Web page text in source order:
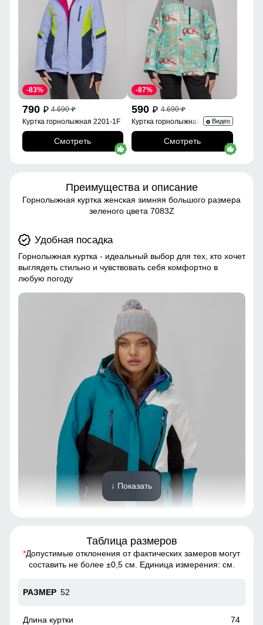
790 p 4 690p
-83%
Куртка горнолыжная 2201-1F
Смотреть
590 p 4 690p
-87%
Куртка горнолыжная 2252Br
Видео
Смотреть
Преимущества и описание
Горнолыжная куртка женская зимняя большого размера
зеленого цвета 7083Z
Удобная посадка
Горнолыжная куртка - идеальный выбор для тех, кто хочет
выглядеть стильно и чувствовать себя комфортно в
любую погоду
Горнолыжная куртка - идеальный выбор для тех, кто хочет
выглядеть стильно и чувствовать себя комфортно в
↓ Показать
Таблица размеров
*Допустимые отклонения от фактических замеров могут
составить не более ±0,5 см. Единица измерения: см.
52
74